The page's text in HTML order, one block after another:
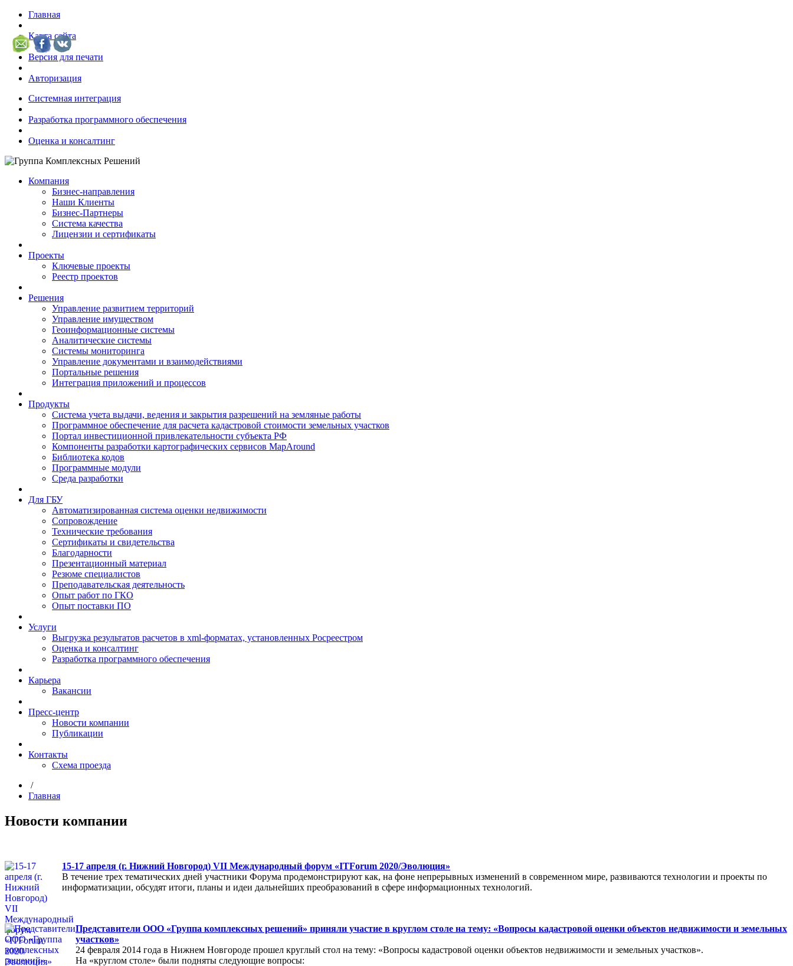
Главная
Карта сайта
Версия для печати
Авторизация
Системная интеграция
Разработка программного обеспечения
Оценка и консалтинг
Компания
Бизнес-направления
Наши Клиенты
Бизнес-Партнеры
Система качества
Лицензии и сертификаты
Проекты
Ключевые проекты
Реестр проектов
Решения
Управление развитием территорий
Управление имуществом
Геоинформационные системы
Аналитические системы
Системы мониторинга
Управление документами и взаимодействиями
Портальные решения
Интеграция приложений и процессов
Продукты
Система учета выдачи, ведения и закрытия разрешений на земляные работы
Программное обеспечение для расчета кадастровой стоимости земельных участков
Портал инвестиционной привлекательности субъекта РФ
Компоненты разработки картографических сервисов MapAround
Библиотека кодов
Программные модули
Среда разработки
Для ГБУ
Автоматизированная система оценки недвижимости
Сопровождение
Технические требования
Сертификаты и свидетельства
Благодарности
Презентационный материал
Резюме специалистов
Преподавательская деятельность
Опыт работ по ГКО
Опыт поставки ПО
Услуги
Выгрузка результатов расчетов в xml-форматах, установленных Росреестром
Оценка и консалтинг
Разработка программного обеспечения
Карьера
Вакансии
Пресс-центр
Новости компании
Публикации
Контакты
Схема проезда
/
Главная
Новости компании
15-17 апреля (г. Нижний Новгород) VII Международный форум «ITForum 2020/Эволюция»
В течение трех тематических дней участники Форума продемонстрируют как, на фоне непрерывных изменений в современном мире, развиваются технологии и проекты по
информатизации, обсудят итоги, планы и идеи дальнейших преобразований в сфере информационных технологий.
Представители ООО «Группа комплексных решений» приняли участие в круглом столе на тему: «Вопросы кадастровой оценки объектов недвижимости и земельных
участков»
24 февраля 2014 года в Нижнем Новгороде прошел круглый стол на тему: «Вопросы кадастровой оценки объектов недвижимости и земельных участков».
На «круглом столе» были подняты следующие вопросы: